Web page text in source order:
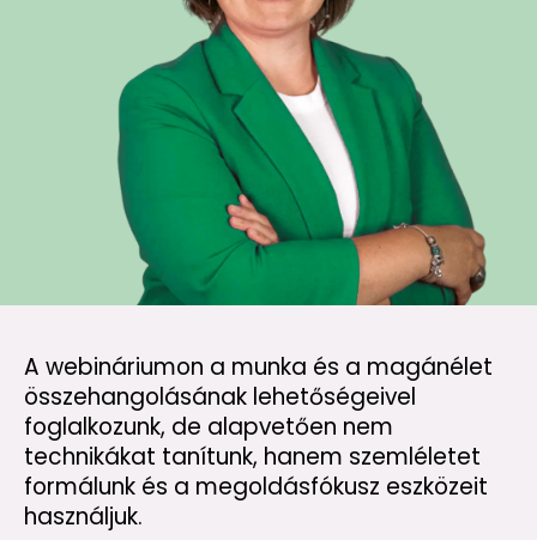
A webináriumon a munka és a magánélet
összehangolásának lehetőségeivel
foglalkozunk, de alapvetően nem
technikákat tanítunk, hanem szemléletet
formálunk és a megoldásfókusz eszközeit
használjuk.